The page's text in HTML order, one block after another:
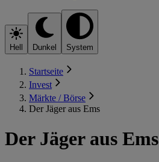
Hell Dunkel System
Startseite
Invest
Märkte / Börse
Der Jäger aus Ems
Der Jäger aus Ems